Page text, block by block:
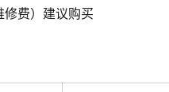
修费）建议购买